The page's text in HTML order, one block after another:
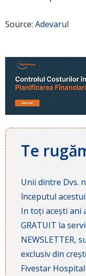
Source: Adevarul
Te
Unii dintre Dvs.
începutul
In toți acești ani
GRATUIT la
NEWSLETTER,
exclusiv din
Fivestar